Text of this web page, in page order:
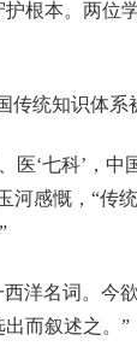
根本。两位
统知识体系
医‘七科’，
感慨，“传
洋名词。今
而叙述之。”